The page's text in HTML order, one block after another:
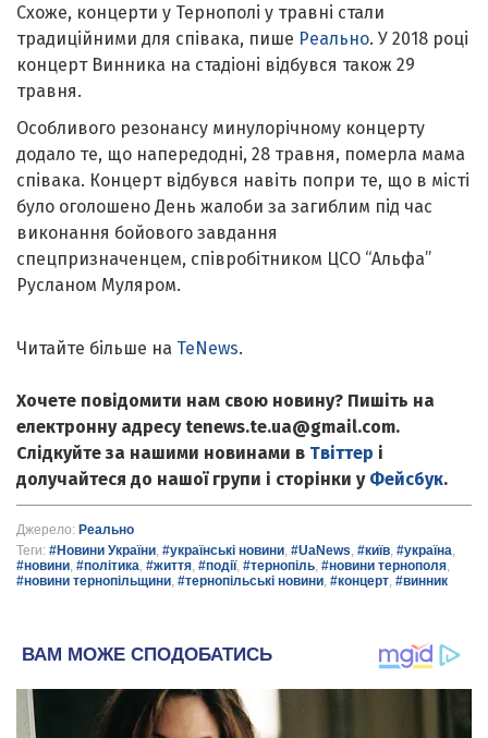
Схоже, концерти у Тернополі у травні стали
традиційними для співака, пише Реально. У 2018 році
концерт Винника на стадіоні відбувся також 29
травня.
Особливого резонансу минулорічному концерту
додало те, що напередодні, 28 травня, померла мама
співака. Концерт відбувся навіть попри те, що в місті
було оголошено День жалоби за загиблим під час
виконання бойового завдання
спецпризначенцем, співробітником ЦСО “Альфа”
Русланом Муляром.
Читайте більше на TeNews.
Хочете повідомити нам свою новину? Пишіть на
електронну адресу tenews.te.ua@gmail.com.
Слідкуйте за нашими новинами в Твіттер і
долучайтеся до нашої групи і сторінки у Фейсбук.
Джерело: Реально
Теги: #Новини України, #українські новини, #UaNews, #київ, #україна,
#новини, #політика, #життя, #події, #тернопіль, #новини тернополя,
#новини тернопільщини, #тернопільські новини, #концерт, #винник